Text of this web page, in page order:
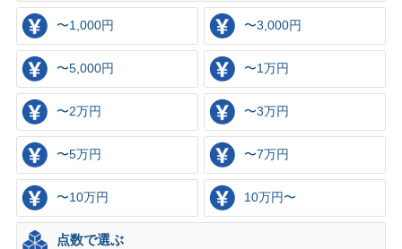
〜1,000円 〜3,000円
〜5,000円 〜1万円
〜2万円 〜3万円
〜5万円 〜7万円
〜10万円 10万円〜
点数で選ぶ